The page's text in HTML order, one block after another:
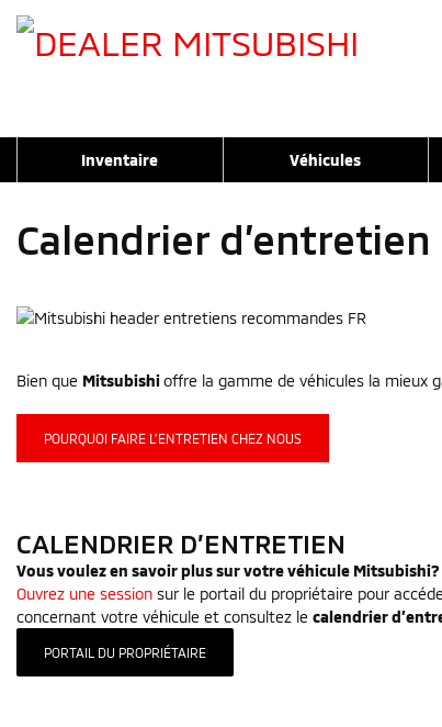
Inventaire Véhicules
Calendrier
Bien que Mitsubishioffre la gamme de véhicules la mieux
POURQUOI FAIRE L’ENTRETIEN CHEZ NOUS
CALENDRIER D’ENTRETIEN
Vous voulez en savoir plus sur votre véhicule Mitsubishi?
Ouvrez une session sur le portail du propriétaire pour
concernant votre véhicule et consultez le calendrier
PORTAIL DU PROPRIÉTAIRE